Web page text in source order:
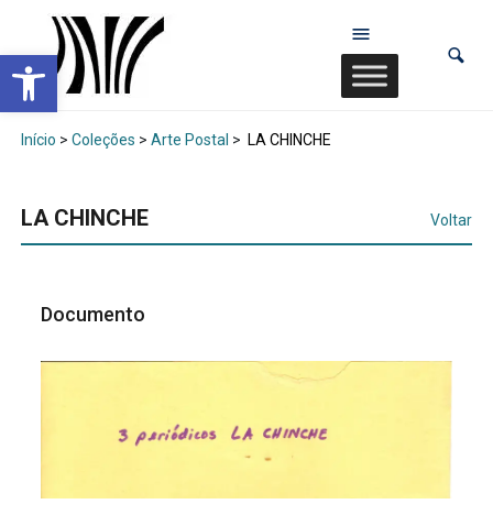
Abrir a barra de ferramentas
Início > Coleções > Arte Postal > LA CHINCHE
LA CHINCHE Voltar
Documento